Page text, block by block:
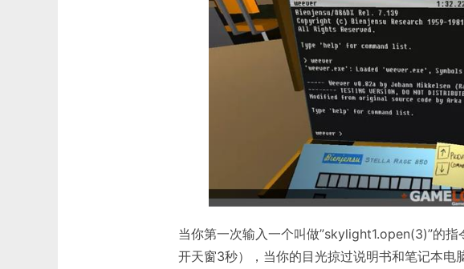
当你第一次输入一个叫做”skylight1.open(3)”的
开天窗3秒），当你的目光掠过说明书和笔记本电